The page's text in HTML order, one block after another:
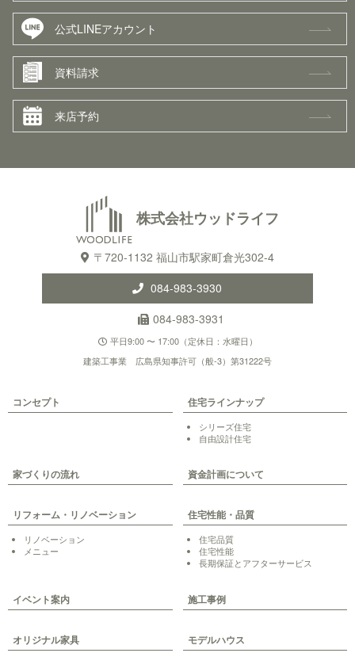
公式LINEアカウント
資料請求
来店予約
株式会社ウッドライフ
〒720-1132 福山市駅家町倉光302-4
084-983-3930
084-983-3931
平日9:00 〜 17:00（定休日：水曜日）
建築工事業 広島県知事許可（般-3）第31222号
コンセプト 住宅ラインナップ
シリーズ住宅
自由設計住宅
家づくりの流れ 資金計画について
リフォーム・リノベーション
リノベーション
メニュー
住宅性能・品質
住宅品質
住宅性能
長期保証とアフターサービス
イベント案内 施工事例
オリジナル家具 モデルハウス